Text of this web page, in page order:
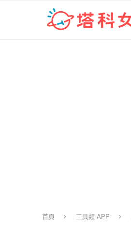
首頁 工具類 APP